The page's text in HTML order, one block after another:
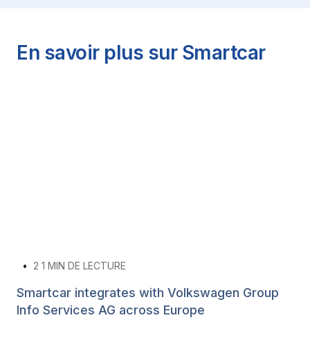
En savoir plus sur Smartcar
• 2 1 MIN DE LECTURE
Smartcar integrates with Volkswagen Group
Info Services AG across Europe